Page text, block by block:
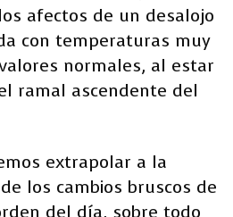
afectos de un desalojo
con temperaturas muy
normales, al estar
ramal ascendente del
extrapolar a la
los cambios bruscos de
del día, sobre todo